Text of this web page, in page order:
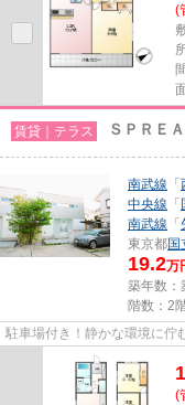
(
賃貸｜テラス ＳＰＲＥ
南武線 「
中央線 「
南武線 「
東京都国
19.2万
築年数：
階数：2
駐車場付き！静かな環境に佇
(